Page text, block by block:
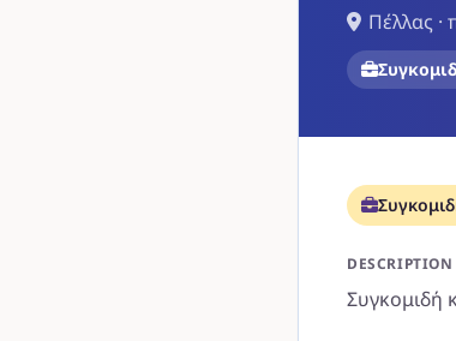
Πέλλας ·
DESCRIPTION
Συγκομιδή